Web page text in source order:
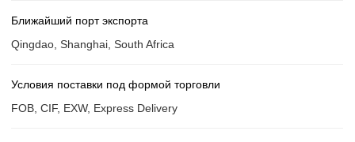
Ближайший порт экспорта
Qingdao, Shanghai, South Africa
Условия поставки под формой торговли
FOB, CIF, EXW, Express Delivery